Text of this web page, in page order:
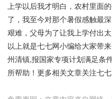
上学以后我才明白，农村里面
了，我至今对那个暑假感触最
艰难，父母为了让我上学付出
以上就是七七网小编给大家带
州清镇,报国家专项计划满足条
所帮助！更多相关文章关注七七